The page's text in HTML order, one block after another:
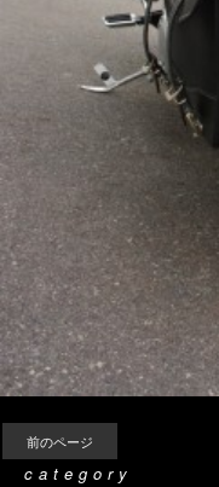
前のページ
category